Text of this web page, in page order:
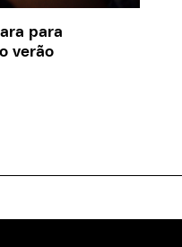
para
verão